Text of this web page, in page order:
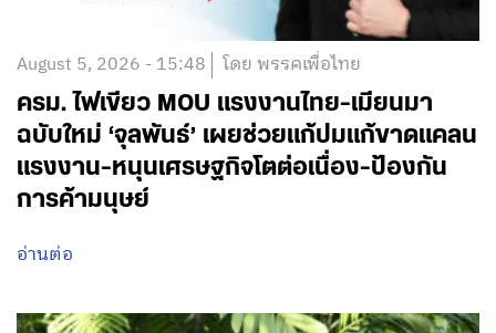
August 5, 2026 - 15:48 โดย พรรคเพื่อไทย
ครม. ไฟเขียว MOU แรงงานไทย-เมียนมา
ฉบับใหม่ ‘จุลพันธ์’ เผยช่วยแก้ปมแก้ขาดแคลน
แรงงาน-หนุนเศรษฐกิจโตต่อเนื่อง-ป้องกัน
การค้ามนุษย์
อ่านต่อ